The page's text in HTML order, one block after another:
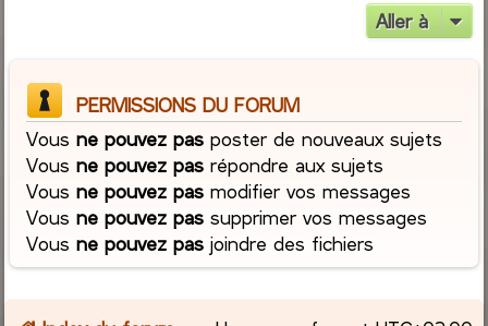
Aller à
PERMISSIONS DU FORUM
Vousne pouvez pas poster de nouveaux sujets
Vousne pouvez pas répondre aux sujets
Vousne pouvez pas modifier vos messages
Vousne pouvez pas supprimer vos messages
Vousne pouvez pas joindre des fichiers